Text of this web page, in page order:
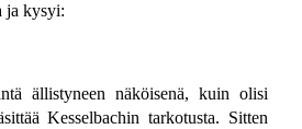
ja kysyi:
ällistyneen näköisenä, kuin olisi
Kesselbachin tarkotusta. Sitten